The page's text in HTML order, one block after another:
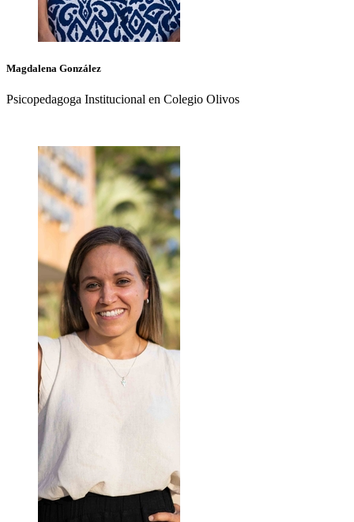
Magdalena González
Psicopedagoga Institucional en Colegio Olivos